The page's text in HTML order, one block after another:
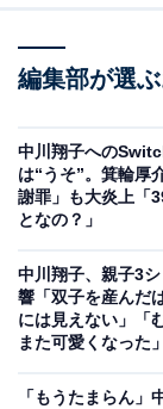
編集部が選
中川翔子への
は“うそ”。箕輪厚
謝罪」も大炎上「
となの？」
中川翔子、親子3
響「双子を産んだ
には見えない」「
また可愛くなった」
「もうたまらん」